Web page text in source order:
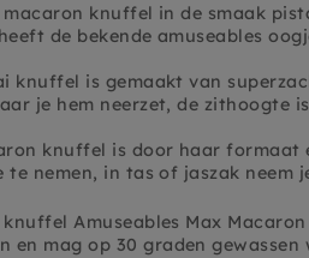
knuffel in de smaak
de bekende amuseables
knuffel is gemaakt van
je hem neerzet, de zithoogte
knuffel is door haar formaat
te nemen, in tas of jaszak neem
Amuseables Max
en mag op 30 graden